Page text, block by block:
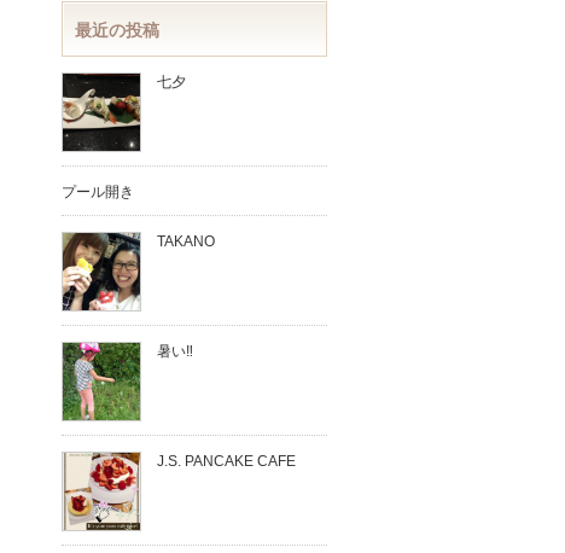
最近の投稿
七夕
プール開き
TAKANO
暑い‼︎
J.S. PANCAKE CAFE